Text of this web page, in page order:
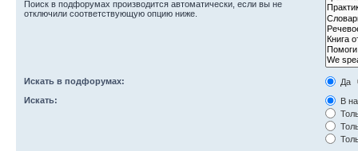
Поиск в подфорумах производится автоматически, если вы не
отключили соответствующую опцию ниже.
Искать в подфорумах:
Да
Искать:
В